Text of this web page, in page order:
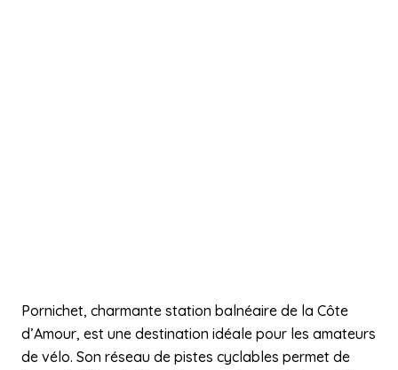
Pornichet, charmante station balnéaire de la Côte
d’Amour, est une destination idéale pour les amateurs
de vélo. Son réseau de pistes cyclables permet de